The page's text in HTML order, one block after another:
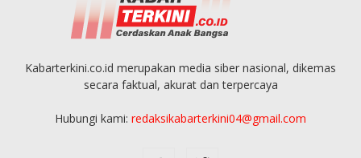
Kabarterkini.co.id merupakan media siber nasional, dikemas
secara faktual, akurat dan terpercaya
Hubungi kami: redaksikabarterkini04@gmail.com